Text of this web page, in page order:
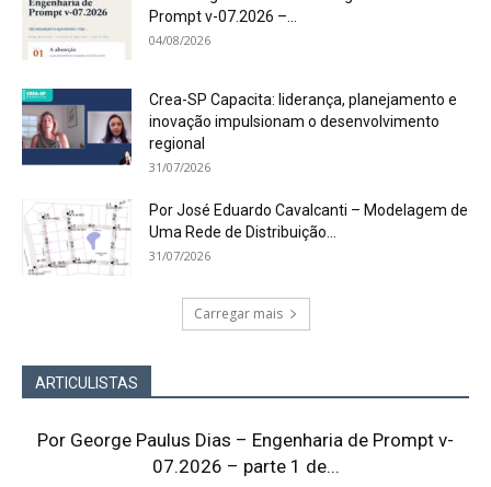
Prompt v-07.2026 –...
04/08/2026
Crea-SP Capacita: liderança, planejamento e
inovação impulsionam o desenvolvimento
regional
31/07/2026
Por José Eduardo Cavalcanti – Modelagem de
Uma Rede de Distribuição...
31/07/2026
Carregar mais
ARTICULISTAS
Por George Paulus Dias – Engenharia de Prompt v-
07.2026 – parte 1 de...